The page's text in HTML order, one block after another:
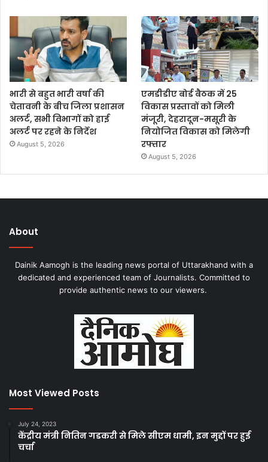
भारी से बहुत भारी वर्षा की
चेतावनी के बीच जिला प्रशासन
अलर्ट, सभी विभागों को हाई
अलर्ट पर रहने के निर्देश
August 5, 2026
एमडीडीए बोर्ड बैठक में 25
विकास प्रस्तावों को मिली
मंजूरी, देहरादून-मसूरी के
नियोजित विकास को मिलेगी
रफ्तार
August 5, 2026
About
Dainik Aamogh is the leading news portal of Uttarakhand with a
dedicated and experienced team of Journalists. Committed to
provide authentic news to our viewers.
Most Viewed Posts
July 24, 2023
केंद्रीय मंत्री नितिन गडकरी से मिले सीएम धामी, इन मुद्दों पर हुई
चर्चा